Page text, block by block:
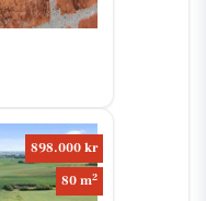
898.000 kr
80 m2